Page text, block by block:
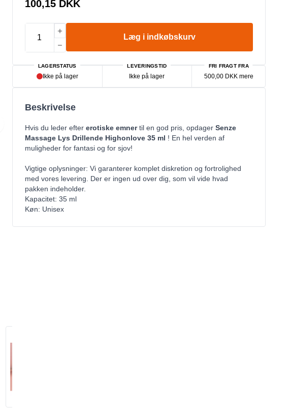
100,15 DKK
Læg i indkøbskurv
LAGERSTATUS
Ikke på lager
LEVERINGSTID
Ikke på lager
FRI FRAGT FRA
500,00 DKK mere
Beskrivelse
Hvis du leder efter erotiske emnertil en god pris, opdager Senze
Massage Lys Drillende Highonlove 35 ml ! En hel verden af
muligheder for fantasi og for sjov!
Vigtige oplysninger: Vi garanterer komplet diskretion og fortrolighed
med vores levering. Der er ingen ud over dig, som vil vide hvad
pakken indeholder.
Kapacitet: 35 ml
Køn: Unisex